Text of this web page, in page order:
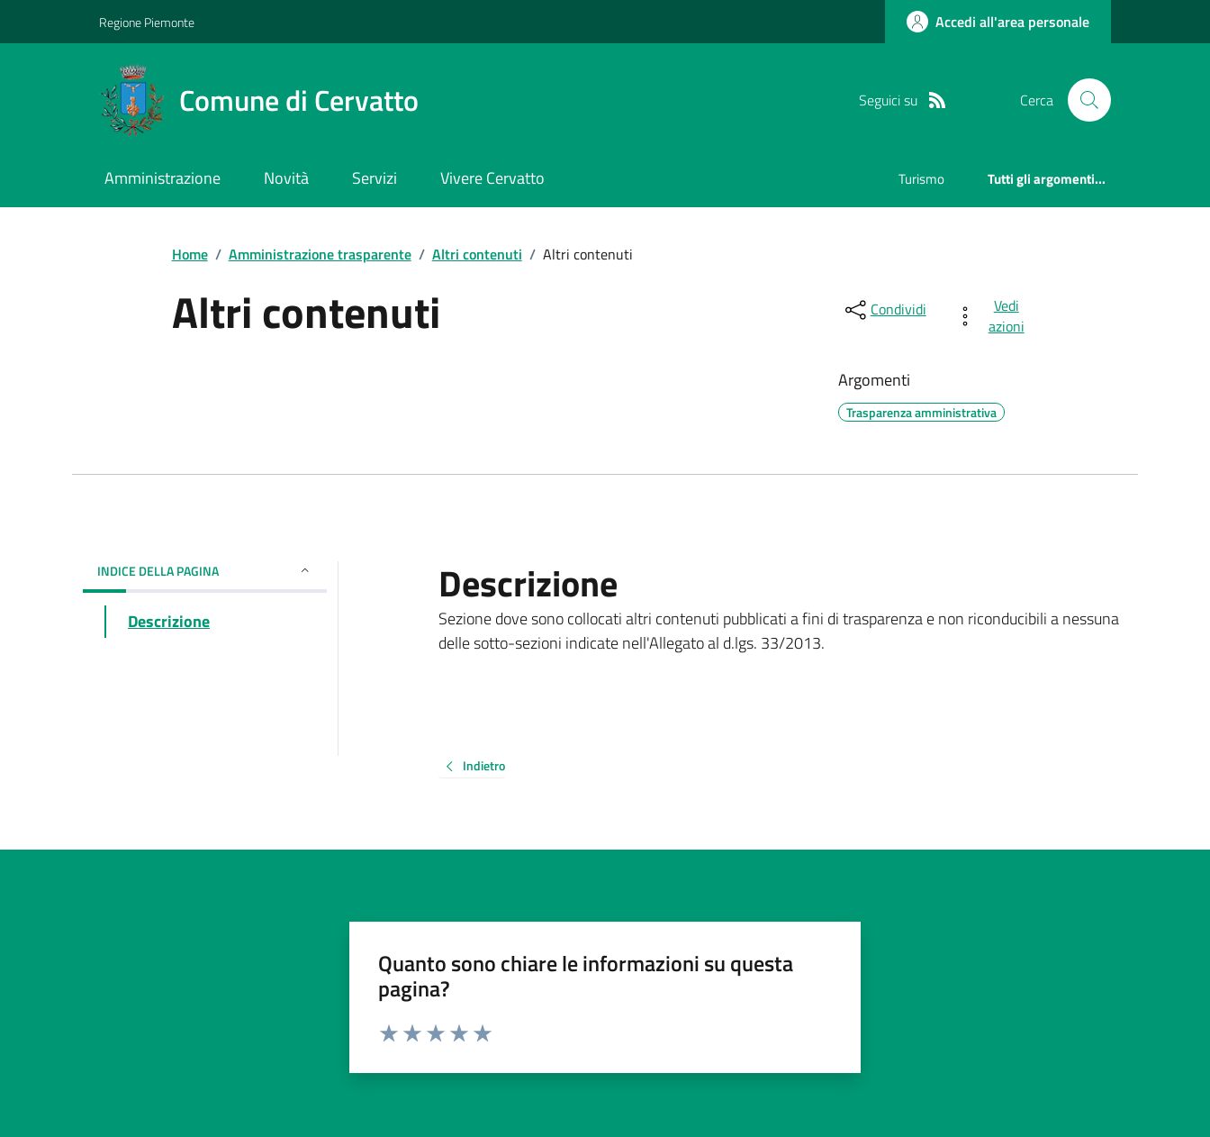
Regione Piemonte Accedi all'area personale
Comune di Cervatto Seguici su Cerca
Amministrazione Novità Servizi Vivere Cervatto Turismo Tutti gli argomenti...
Home / Amministrazione trasparente / Altri contenuti / Altri contenuti
Altri contenuti Condividi
Vedi
azioni
Argomenti
Trasparenza amministrativa
INDICE DELLA PAGINA
Descrizione
Descrizione
Sezione dove sono collocati altri contenuti pubblicati a fini di trasparenza e non riconducibili a nessuna
delle sotto-sezioni indicate nell'Allegato al d.lgs. 33/2013.
Indietro
Quanto sono chiare le informazioni su questa
pagina?
Valuta da 1 a 5 stelle la pagina